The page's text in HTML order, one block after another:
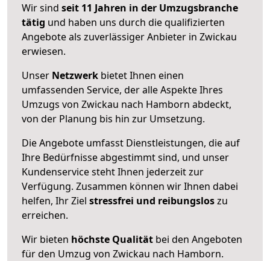
Wir sind seit 11 Jahren in der Umzugsbranche
tätig und haben uns durch die qualifizierten
Angebote als zuverlässiger Anbieter in Zwickau
erwiesen.
Unser Netzwerk bietet Ihnen einen
umfassenden Service, der alle Aspekte Ihres
Umzugs von Zwickau nach Hamborn abdeckt,
von der Planung bis hin zur Umsetzung.
Die Angebote umfasst Dienstleistungen, die auf
Ihre Bedürfnisse abgestimmt sind, und unser
Kundenservice steht Ihnen jederzeit zur
Verfügung. Zusammen können wir Ihnen dabei
helfen, Ihr Ziel stressfrei und reibungsloszu
erreichen.
Wir bieten höchste Qualität bei den Angeboten
für den Umzug von Zwickau nach Hamborn.